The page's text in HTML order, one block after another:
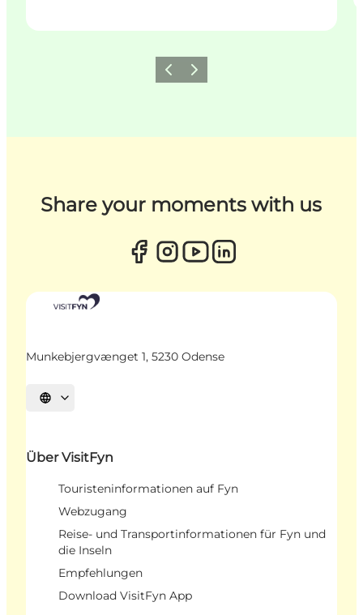
ZurückWeiter
Share your moments with us
Munkebjergvænget 1, 5230 Odense
Sprache auswählen
Über VisitFyn
Touristeninformationen auf Fyn
Webzugang
Reise- und Transportinformationen für Fyn und
die Inseln
Empfehlungen
Download VisitFyn App